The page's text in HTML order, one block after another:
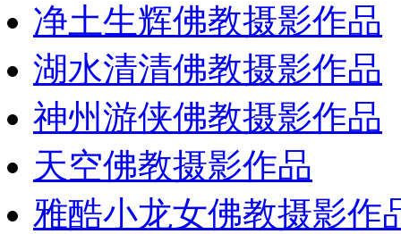
净土生辉佛教摄影作品
湖水清清佛教摄影作品
神州游侠佛教摄影作品
天空佛教摄影作品
雅酷小龙女佛教摄影作